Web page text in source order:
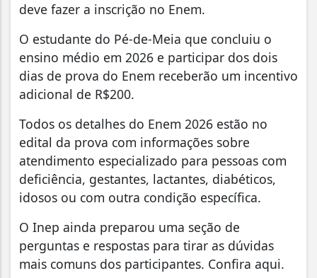
deve fazer a inscrição no Enem.
O estudante do Pé-de-Meia que concluiu o
ensino médio em 2026 e participar dos dois
dias de prova do Enem receberão um incentivo
adicional de R$200.
Todos os detalhes do Enem 2026 estão no
edital da prova com informações sobre
atendimento especializado para pessoas com
deficiência, gestantes, lactantes, diabéticos,
idosos ou com outra condição específica.
O Inep ainda preparou uma seção de
perguntas e respostas para tirar as dúvidas
mais comuns dos participantes. Confira aqui.